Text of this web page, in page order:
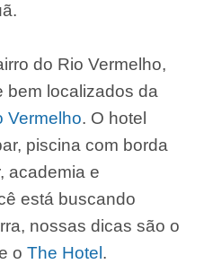
do Rio Vermelho,
bem localizados da
Vermelho. O hotel
piscina com borda
academia e
está buscando
nossas dicas são o
o The Hotel .